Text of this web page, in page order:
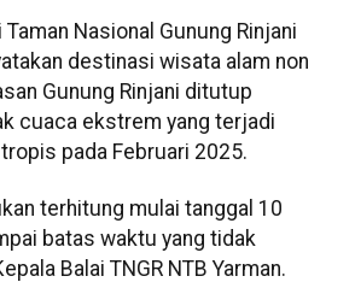
Nasional Gunung Rinjani
destinasi wisata alam non
Gunung Rinjani ditutup
cuaca ekstrem yang terjadi
pada Februari 2025.
terhitung mulai tanggal 10
batas waktu yang tidak
Balai TNGR NTB Yarman.